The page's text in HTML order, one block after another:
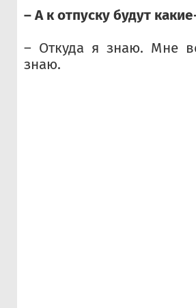
– А к отпуску будут
– Откуда я знаю. Мне
знаю.